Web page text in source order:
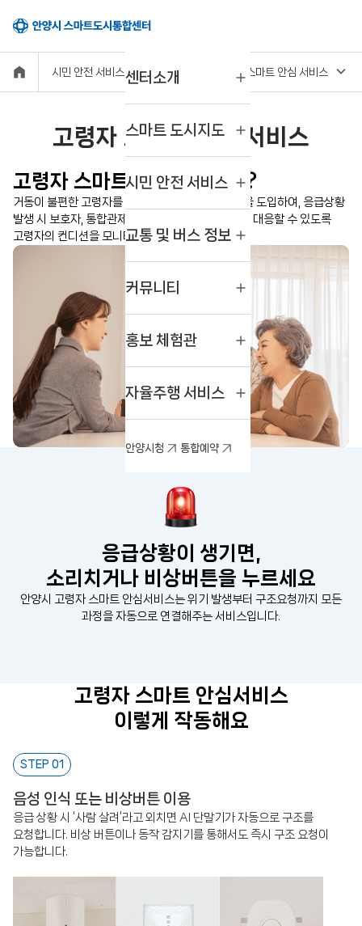
센터소개
스마트 도시지도
시민 안전 서비스
교통 및 버스 정보
커뮤니티
홍보 체험관
자율주행 서비스
안양시청 통합예약
시민 안전 서비스 고령자 스마트 안심 서비스
고령자 스마트 안심 서비스
고령자 스마트 안심서비스란?
거동이 불편한 고령자를 대상으로 음성인식시스템을 도입하여, 응급상황
발생 시 보호자, 통합관제센터 등이 동시에 협력으로 대응할 수 있도록
고령자의 컨디션을 모니터링합니다.
응급상황이 생기면,
소리치거나 비상버튼을 누르세요
안양시 고령자 스마트 안심서비스는 위기 발생부터 구조요청까지 모든
과정을 자동으로 연결해주는 서비스입니다.
고령자 스마트 안심서비스
이렇게 작동해요
STEP 01
음성 인식 또는 비상버튼 이용
응급 상황 시 ‘사람 살려’라고 외치면 AI 단말기가 자동으로 구조를
요청합니다. 비상 버튼이나 동작 감지기를 통해서도 즉시 구조 요청이
가능합니다.